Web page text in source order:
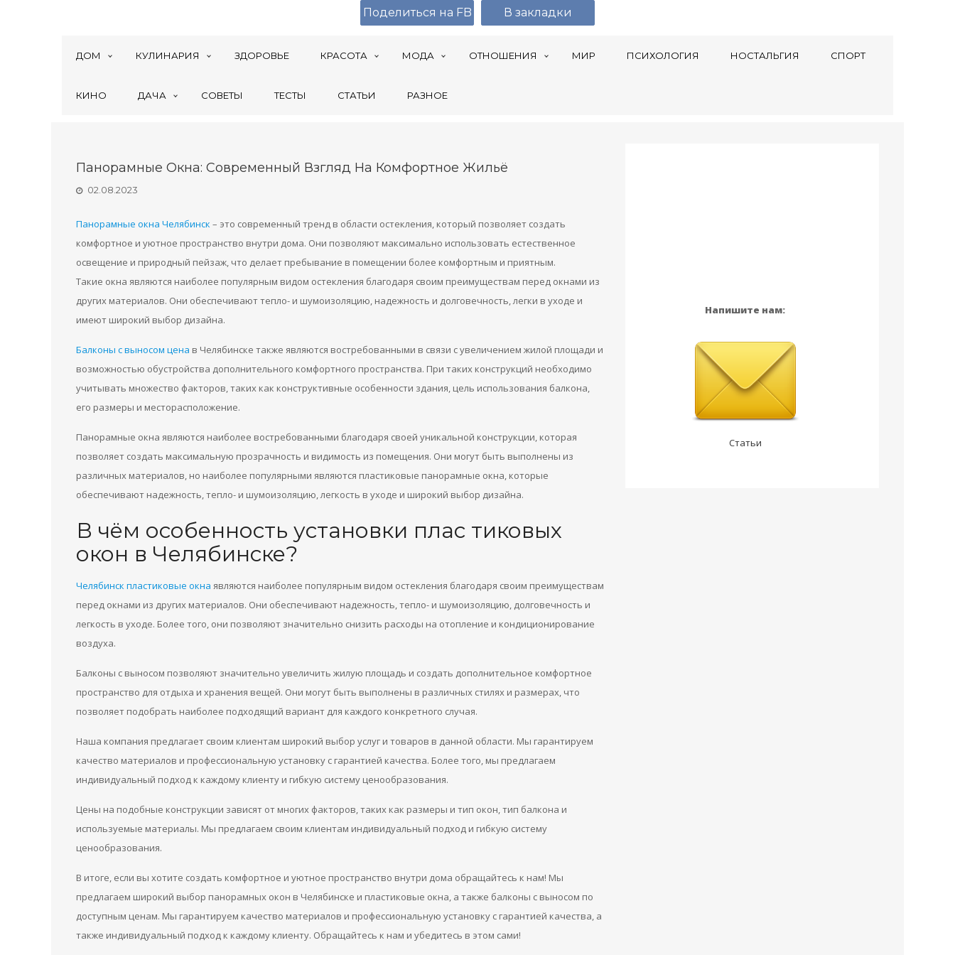
ДОМ КУЛИНАРИЯ ЗДОРОВЬЕ КРАСОТА МОДА ОТНОШЕНИЯ МИР ПСИХОЛОГИЯ НОСТАЛЬГИЯ СПОРТ
КИНО ДАЧА СОВЕТЫ ТЕСТЫ СТАТЬИ РАЗНОЕ
Панорамные Окна: Современный Взгляд На Комфортное Жильё
02.08.2023
Панорамные окна Челябинск – это современный тренд в области остекления, который позволяет создать
комфортное и уютное пространство внутри дома. Они позволяют максимально использовать естественное
освещение и природный пейзаж, что делает пребывание в помещении более комфортным и приятным.
Такие окна являются наиболее популярным видом остекления благодаря своим преимуществам перед окнами из
других материалов. Они обеспечивают тепло- и шумоизоляцию, надежность и долговечность, легки в уходе и
имеют широкий выбор дизайна.
Балконы с выносом цена в Челябинске также являются востребованными в связи с увеличением жилой площади и
возможностью обустройства дополнительного комфортного пространства. При таких конструкций необходимо
учитывать множество факторов, таких как конструктивные особенности здания, цель использования балкона,
его размеры и месторасположение.
Панорамные окна являются наиболее востребованными благодаря своей уникальной конструкции, которая
позволяет создать максимальную прозрачность и видимость из помещения. Они могут быть выполнены из
различных материалов, но наиболее популярными являются пластиковые панорамные окна, которые
обеспечивают надежность, тепло- и шумоизоляцию, легкость в уходе и широкий выбор дизайна.
В чём особенность установки плас тиковых
окон в Челябинске?
Челябинск пластиковые окна являются наиболее популярным видом остекления благодаря своим преимуществам
перед окнами из других материалов. Они обеспечивают надежность, тепло- и шумоизоляцию, долговечность и
легкость в уходе. Более того, они позволяют значительно снизить расходы на отопление и кондиционирование
воздуха.
Балконы с выносом позволяют значительно увеличить жилую площадь и создать дополнительное комфортное
пространство для отдыха и хранения вещей. Они могут быть выполнены в различных стилях и размерах, что
позволяет подобрать наиболее подходящий вариант для каждого конкретного случая.
Наша компания предлагает своим клиентам широкий выбор услуг и товаров в данной области. Мы гарантируем
качество материалов и профессиональную установку с гарантией качества. Более того, мы предлагаем
индивидуальный подход к каждому клиенту и гибкую систему ценообразования.
Цены на подобные конструкции зависят от многих факторов, таких как размеры и тип окон, тип балкона и
используемые материалы. Мы предлагаем своим клиентам индивидуальный подход и гибкую систему
ценообразования.
В итоге, если вы хотите создать комфортное и уютное пространство внутри дома обращайтесь к нам! Мы
предлагаем широкий выбор панорамных окон в Челябинске и пластиковые окна, а также балконы с выносом по
доступным ценам. Мы гарантируем качество материалов и профессиональную установку с гарантией качества, а
также индивидуальный подход к каждому клиенту. Обращайтесь к нам и убедитесь в этом сами!
Напишите нам:
Статьи
Поделиться на FB В закладки